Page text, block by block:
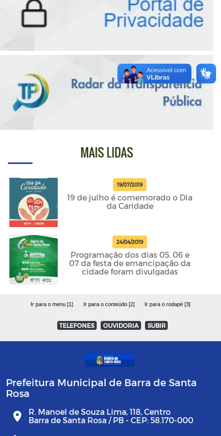
MAIS LIDAS
19/07/2019
19 de julho é comemorado o Dia
da Caridade
24/04/2019
Programação dos dias 05, 06 e
07 da festa de emancipação da
cidade foram divulgadas
Ir para o menu [1] Ir para o conteúdo [2] Ir para o rodapé [3]
TELEFONES OUVIDORIA SUBIR
Prefeitura Municipal de Barra de Santa
Rosa
R. Manoel de Souza Lima, 118, Centro
Barra de Santa Rosa / PB - CEP: 58.170-000